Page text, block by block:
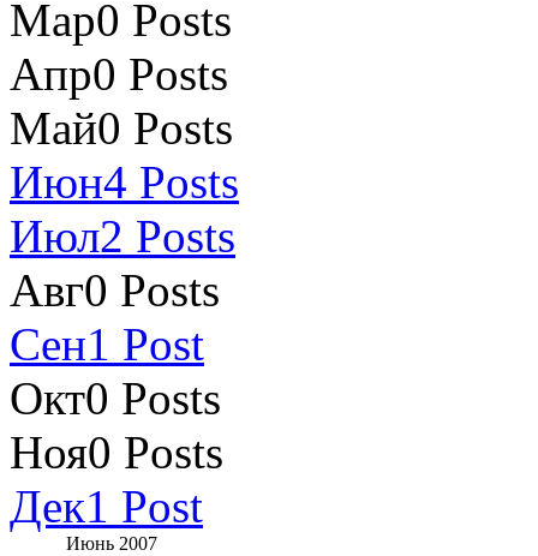
Мар0 Posts
Апр0 Posts
Май0 Posts
Июн4 Posts
Июл2 Posts
Авг0 Posts
Сен1 Post
Окт0 Posts
Ноя0 Posts
Дек1 Post
Июнь 2007